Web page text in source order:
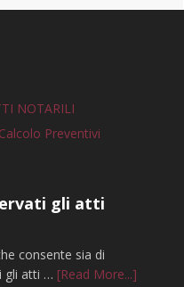
NOTARILI
Preventivi
gli atti
consente sia di
gli atti … [Read More...]